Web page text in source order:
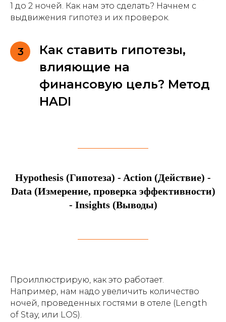
1 до 2 ночей. Как нам это сделать? Начнем с
выдвижения гипотез и их проверок.
3
Как ставить гипотезы,
влияющие на
финансовую цель? Метод
HADI
Hypothesis (Гипотеза) - Action (Действие) -
Data (Измерение, проверка эффективности)
- Insights (Выводы)
Проиллюстрирую, как это работает.
Например, нам надо увеличить количество
ночей, проведенных гостями в отеле (Length
of Stay, или LOS).